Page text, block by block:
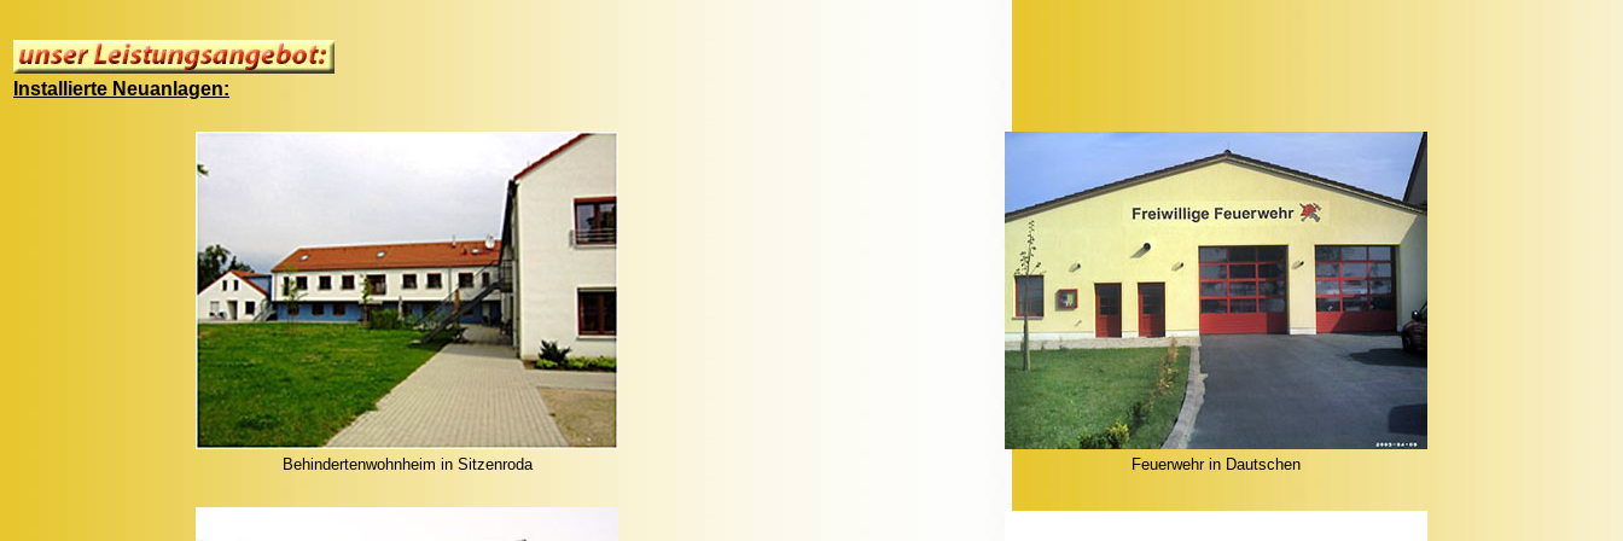
Installierte Neuanlagen:
Behindertenwohnheim in Sitzenroda Feuerwehr in Dautschen